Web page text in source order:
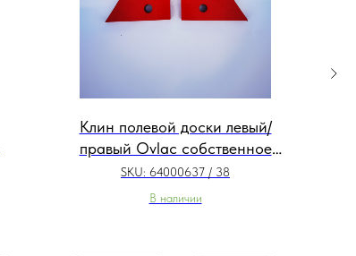
Клин полевой доски левый/
правый Ovlac собственное
производство
SKU: 64000637 / 38
В наличии